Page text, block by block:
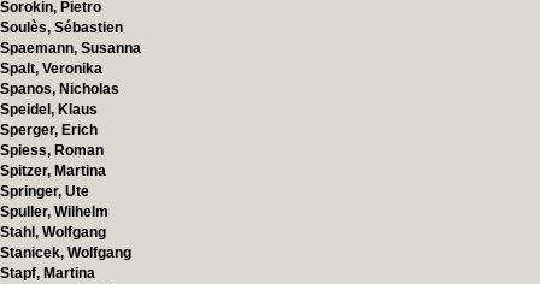
Sorokin, Pietro
Soulès, Sébastien
Spaemann, Susanna
Spalt, Veronika
Spanos, Nicholas
Speidel, Klaus
Sperger, Erich
Spiess, Roman
Spitzer, Martina
Springer, Ute
Spuller, Wilhelm
Stahl, Wolfgang
Stanicek, Wolfgang
Stapf, Martina